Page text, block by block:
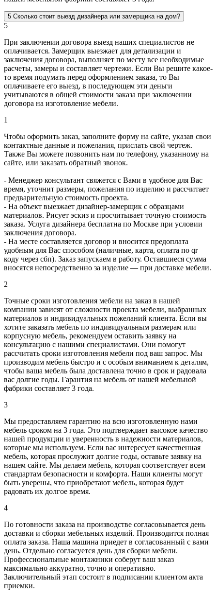
5 Сколько стоит выезд дизайнера или замерщика на дом?
5
При заключении договора выезд наших специалистов не
оплачивается. Замерщик выезжает для детализации и
заключения договора, выполняет по месту все необходимые
расчеты, замеры и составляет чертежи. Если Вы решите какое-
то время подумать перед оформлением заказа, то Вы
оплачиваете его выезд, в последующем эти деньги
учитываются в общей стоимости заказа при заключении
договора на изготовление мебели.
1
Чтобы оформить заказ, заполните форму на сайте, указав свои
контактные данные и пожелания, прислать свой чертеж.
Также Вы можете позвонить нам по телефону, указанному на
сайте, или заказать обратный звонок.
- Менеджер консультант свяжется с Вами в удобное для Вас
время, уточнит размеры, пожелания по изделию и рассчитает
предварительную стоимость проекта.
- На объект выезжает дизайнер-замерщик с образцами
материалов. Рисует эскиз и просчитывает точную стоимость
заказа. Услуга дизайнера бесплатна по Москве при условии
заключения договора.
- На месте составляется договор и вносится предоплата
удобным для Вас способом (наличные, карта, оплата по qr
коду через сбп). Заказ запускаем в работу. Оставшиеся сумма
вносятся непосредственно за изделие — при доставке мебели.
2
Точные сроки изготовления мебели на заказ в нашей
компании зависят от сложности проекта мебели, выбранных
материалов и индивидуальных пожеланий клиента. Если вы
хотите заказать мебель по индивидуальным размерам или
корпусную мебель, рекомендуем оставить заявку на
консультацию с нашими специалистами. Они помогут
рассчитать сроки изготовления мебели под ваш запрос. Мы
производим мебель быстро и с особым вниманием к деталям,
чтобы ваша мебель была доставлена точно в срок и радовала
вас долгие годы. Гарантия на мебель от нашей мебельной
фабрики составляет 3 года.
3
Мы предоставляем гарантию на всю изготовленную нами
мебель сроком на 3 года. Это подтверждает высокое качество
нашей продукции и уверенность в надежности материалов,
которые мы используем. Если вас интересует качественная
мебель, которая прослужит долгие годы, оставьте заявку на
нашем сайте. Мы делаем мебель, которая соответствует всем
стандартам безопасности и комфорта. Наши клиенты могут
быть уверены, что приобретают мебель, которая будет
радовать их долгое время.
4
По готовности заказа на производстве согласовывается день
доставки и сборки мебельных изделий. Производится полная
оплата заказа. Наша машина приедет в согласованный с вами
день. Отдельно согласуется день для сборки мебели.
Профессиональные монтажники соберут ваш заказ
максимально аккуратно, точно и оперативно.
Заключительный этап состоит в подписании клиентом акта
приемки.